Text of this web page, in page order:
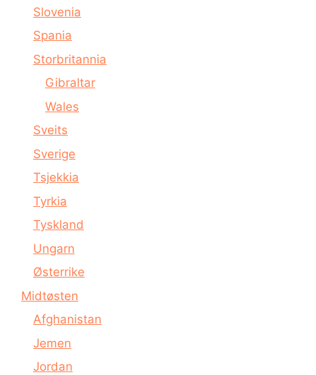
Slovenia
Spania
Storbritannia
Gibraltar
Wales
Sveits
Sverige
Tsjekkia
Tyrkia
Tyskland
Ungarn
Østerrike
Midtøsten
Afghanistan
Jemen
Jordan